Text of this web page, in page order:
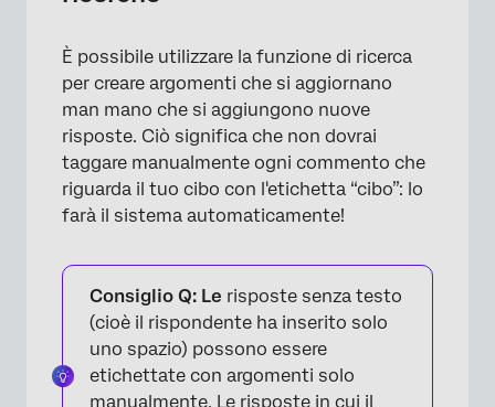
È possibile utilizzare la funzione di ricerca
per creare argomenti che si aggiornano
man mano che si aggiungono nuove
risposte. Ciò significa che non dovrai
taggare manualmente ogni commento che
riguarda il tuo cibo con l'etichetta “cibo”: lo
farà il sistema automaticamente!
Consiglio Q: Le risposte senza testo
(cioè il rispondente ha inserito solo
uno spazio) possono essere
etichettate con argomenti solo
manualmente. Le risposte in cui il